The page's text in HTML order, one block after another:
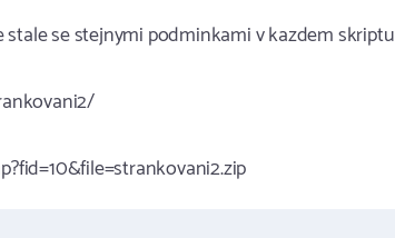
se stejnymi podminkami v kazdem skriptu